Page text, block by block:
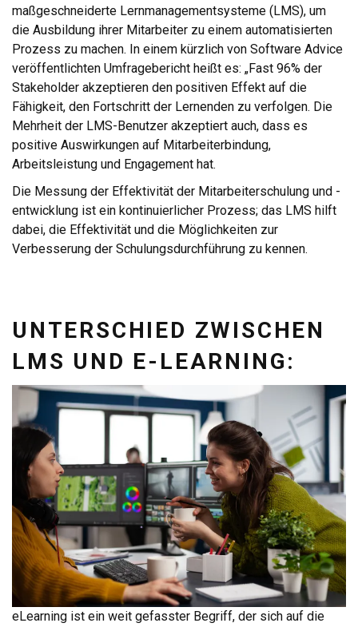
maßgeschneiderte Lernmanagementsysteme (LMS), um
die Ausbildung ihrer Mitarbeiter zu einem automatisierten
Prozess zu machen. In einem kürzlich von Software Advice
veröffentlichten Umfragebericht heißt es: „Fast 96% der
Stakeholder akzeptieren den positiven Effekt auf die
Fähigkeit, den Fortschritt der Lernenden zu verfolgen. Die
Mehrheit der LMS-Benutzer akzeptiert auch, dass es
positive Auswirkungen auf Mitarbeiterbindung,
Arbeitsleistung und Engagement hat.
Die Messung der Effektivität der Mitarbeiterschulung und -
entwicklung ist ein kontinuierlicher Prozess; das LMS hilft
dabei, die Effektivität und die Möglichkeiten zur
Verbesserung der Schulungsdurchführung zu kennen.
UNTERSCHIED ZWISCHEN
LMS UND E-LEARNING:
eLearning ist ein weit gefasster Begriff, der sich auf die